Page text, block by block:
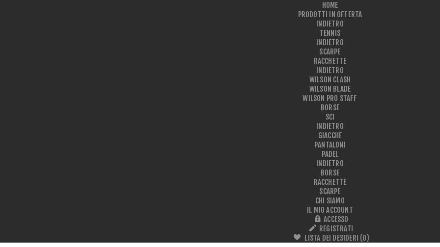
HOME
PRODOTTI IN OFFERTA
INDIETRO
TENNIS
INDIETRO
SCARPE
RACCHETTE
INDIETRO
WILSON CLASH
WILSON BLADE
WILSON PRO STAFF
BORSE
SCI
INDIETRO
GIACCHE
PANTALONI
PADEL
INDIETRO
BORSE
RACCHETTE
SCARPE
CHI SIAMO
IL MIO ACCOUNT
ACCESSO
REGISTRATI
LISTA DEI DESIDERI (0)